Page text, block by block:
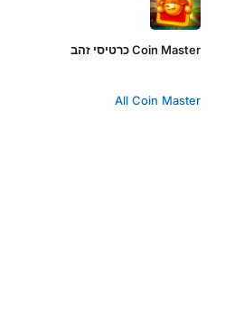
Coin Master כרטיסי זהב
All Coin Master